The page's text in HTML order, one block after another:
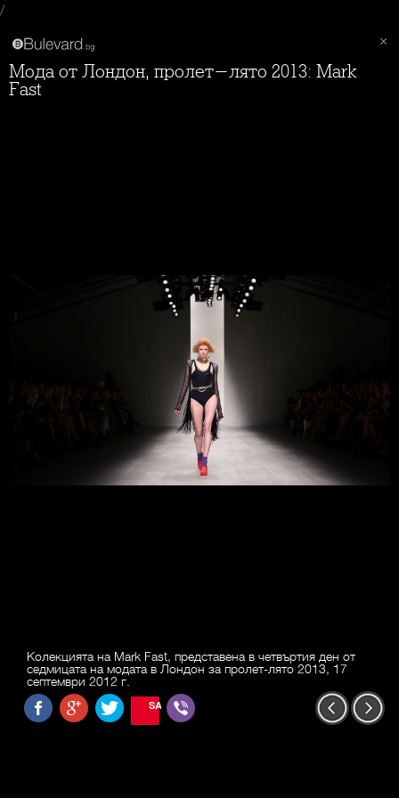
/
Мода от Лондон, пролет-лято 2013: Mark
Fast
Колекцията на Mark Fast, представена в четвъртия ден от
седмицата на модата в Лондон за пролет-лято 2013, 17
септември 2012 г.
SAVE